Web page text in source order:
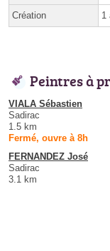
Création 1
Peintres à
VIALA Sébastien
Sadirac
1.5 km
Fermé, ouvre à 8h
FERNANDEZ José
Sadirac
3.1 km